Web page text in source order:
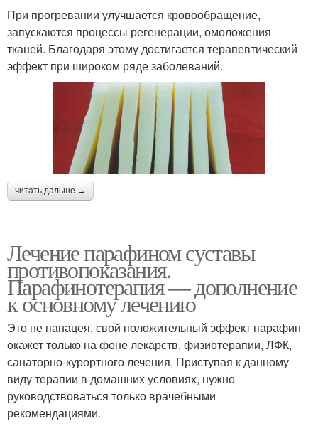
При прогревании улучшается кровообращение,
запускаются процессы регенерации, омоложения
тканей. Благодаря этому достигается терапевтический
эффект при широком ряде заболеваний.
читать дальше →
Лечение парафином суставы
противопоказания.
Парафинотерапия — дополнение
к основному лечению
Это не панацея, свой положительный эффект парафин
окажет только на фоне лекарств, физиотерапии, ЛФК,
санаторно-курортного лечения. Приступая к данному
виду терапии в домашних условиях, нужно
руководствоваться только врачебными
рекомендациями.